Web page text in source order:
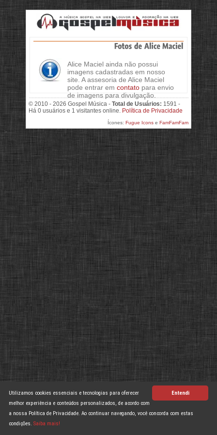
Alice Maciel ainda não possui
imagens cadastradas em nosso
site. A assesoria de Alice Maciel
pode entrar em contato para envio
de imagens para divulgação.
© 2010 - 2026 Gospel Música - Total de Usuários: 1591 -
Há 0 usuários e 1 visitantes online. Política de Privacidade
Ícones: Fugue Icons e FamFamFam
>
Entendi
Utilizamos cookies essenciais e tecnologias para oferecer
melhor experiência e conteúdos personalizados, de acordo com
a nossa Política de Privacidade. Ao continuar navegando, você concorda com estas
condições. Saiba mais!